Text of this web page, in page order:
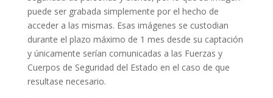
puede ser grabada simplemente por el hecho de
acceder a las mismas. Esas imágenes se custodian
durante el plazo máximo de 1 mes desde su captación
y únicamente serían comunicadas a las Fuerzas y
Cuerpos de Seguridad del Estado en el caso de que
resultase necesario.